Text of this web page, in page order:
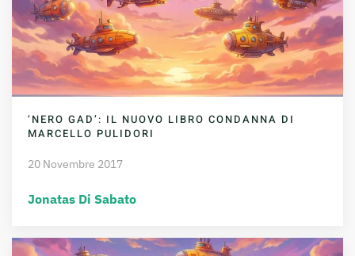
‘NERO GAD’: IL NUOVO LIBRO CONDANNA DI
MARCELLO PULIDORI
20 Novembre 2017
Jonatas Di Sabato